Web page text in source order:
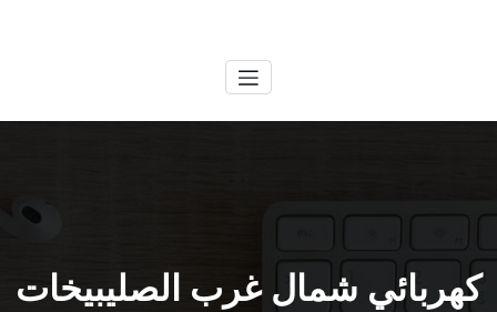
كهربائي شمال غرب الصليبيخات